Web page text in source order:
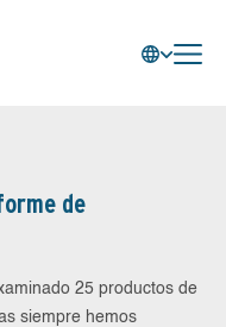
de
25 productos de
siempre hemos